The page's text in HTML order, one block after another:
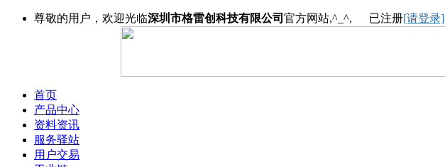
尊敬的用户，欢迎光临深圳市格雷创科技有限公司 官方网站,^_^, 已注册[请登录]
首页
产品中心
资料资讯
服务驿站
用户交易